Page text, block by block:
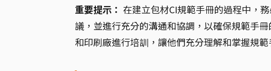
重要提示： 在建立包材CI規範手冊的過程中，
議，並進行充分的溝通和協調，以確保規範手
和印刷廠進行培訓，讓他們充分理解和掌握規